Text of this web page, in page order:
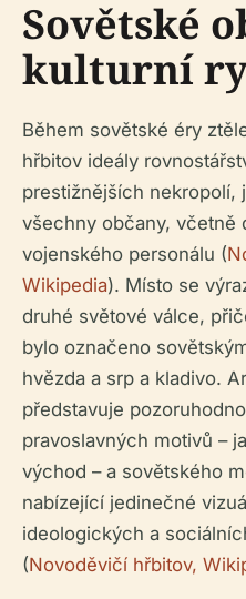
Sovětské
kulturní
Během sovětské éry
hřbitov ideály
prestižnějších nekropolí,
všechny občany, včetně
vojenského personálu (
Wikipedia). Místo se
druhé světové válce,
bylo označeno
hvězda a srp a kladivo.
představuje
pravoslavných motivů –
východ – a sovětského
nabízející jedinečné
ideologických a
(Novoděvičí hřbitov,